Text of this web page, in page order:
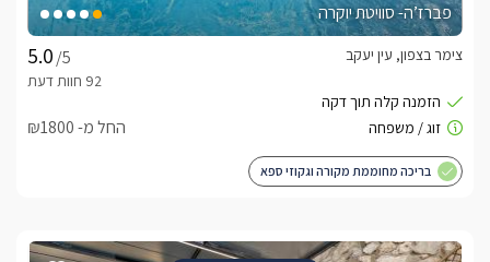
פברז’ה- סוויטת יוקרה
/5
צימר בצפון, עין יעקב
החל מ- ₪1800
בריכה מחוממת מקורה וגקוזי ספא